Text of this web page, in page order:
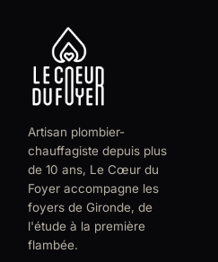
Artisan plombier-
chauffagiste depuis plus
de 10 ans, Le Cœur du
Foyer accompagne les
foyers de Gironde, de
l'étude à la première
flambée.